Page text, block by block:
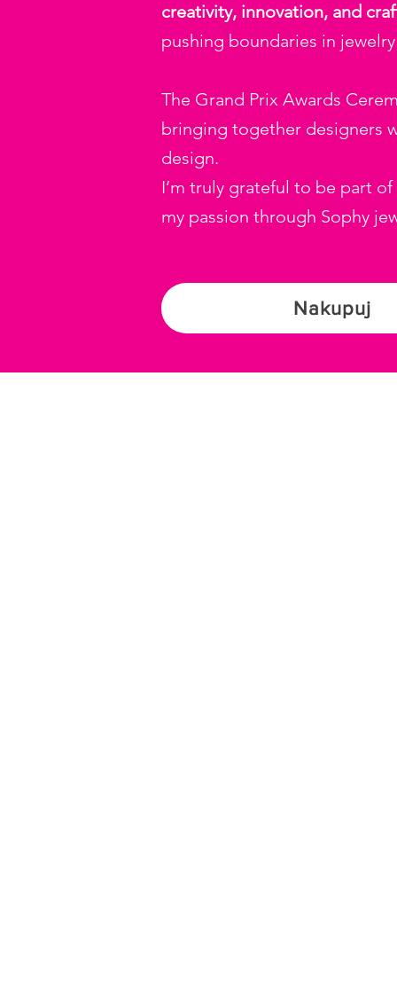
creativity, innovation, and
pushing boundaries in
The Grand Prix Awards
bringing together designers
design.
I’m truly grateful to be part
my passion through Sophy
Nakupuj